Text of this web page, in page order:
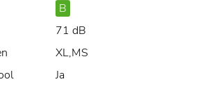
B
71 dB
XL,MS
Ja